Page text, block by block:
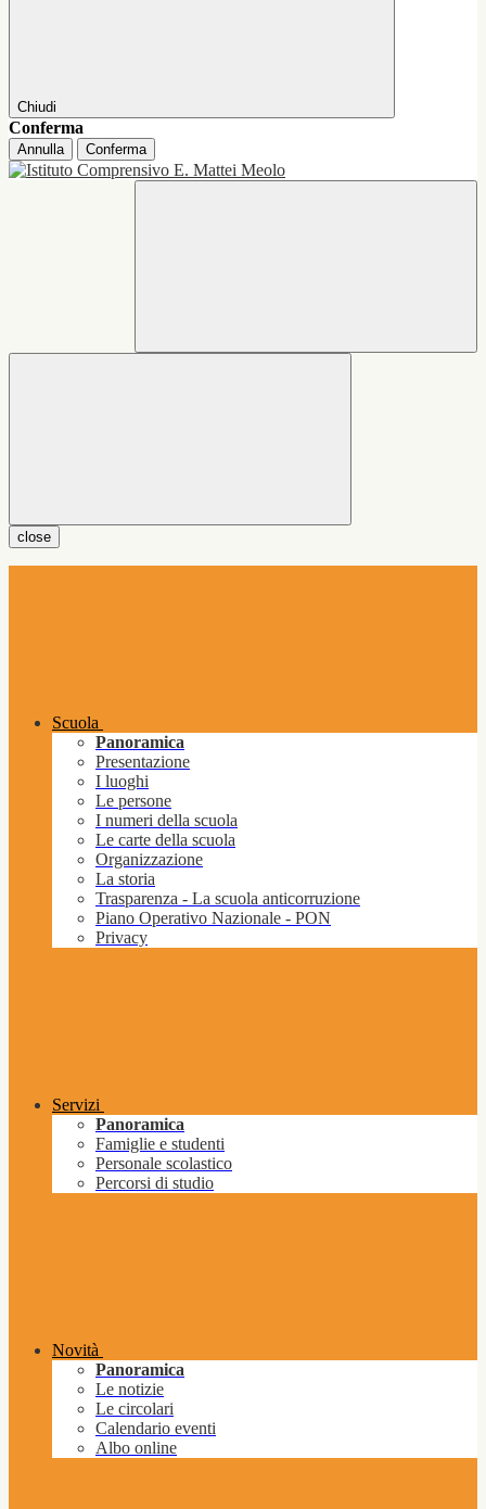
Chiudi
Conferma
Annulla Conferma
close
Scuola
Panoramica
Presentazione
I luoghi
Le persone
I numeri della scuola
Le carte della scuola
Organizzazione
La storia
Trasparenza - La scuola anticorruzione
Piano Operativo Nazionale - PON
Privacy
Servizi
Panoramica
Famiglie e studenti
Personale scolastico
Percorsi di studio
Novità
Panoramica
Le notizie
Le circolari
Calendario eventi
Albo online